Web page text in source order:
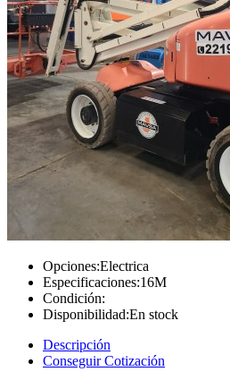
Opciones:Electrica
Especificaciones:16M
Condición:
Disponibilidad:En stock
Descripción
Conseguir Cotización